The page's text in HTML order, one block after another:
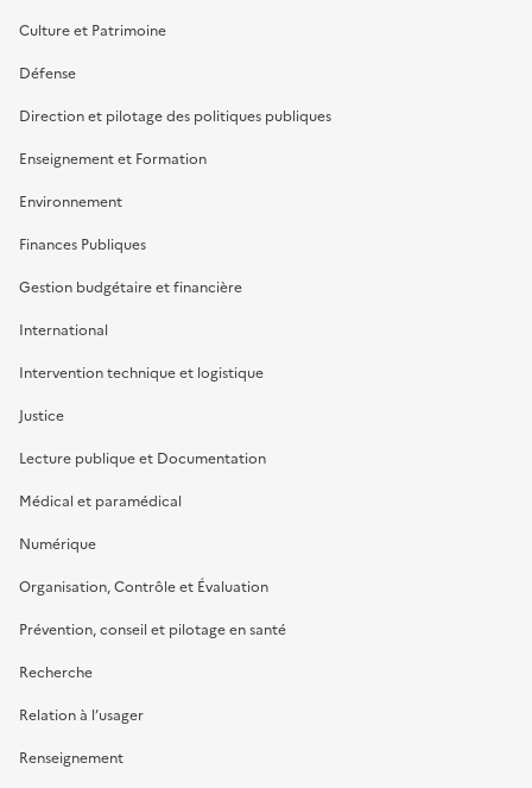
Culture et Patrimoine
Défense
Direction et pilotage des politiques publiques
Enseignement et Formation
Environnement
Finances Publiques
Gestion budgétaire et financière
International
Intervention technique et logistique
Justice
Lecture publique et Documentation
Médical et paramédical
Numérique
Organisation, Contrôle et Évaluation
Prévention, conseil et pilotage en santé
Recherche
Relation à l’usager
Renseignement